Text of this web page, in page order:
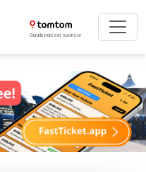
Gururlu küresel sponsor